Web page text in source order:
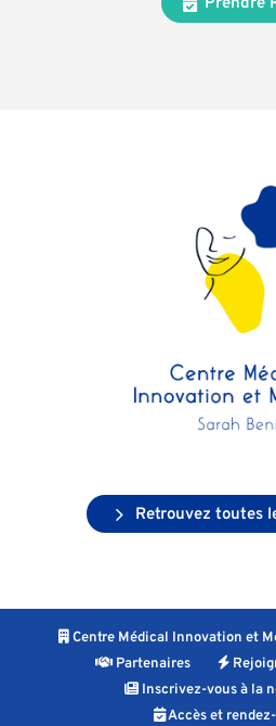
Retrouvez toutes
Centre Médical Innovation et
Partenaires
Inscrivez-vous à la
Accès et